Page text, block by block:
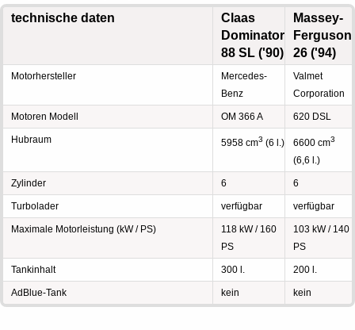
technische daten
Claas
Dominator
88 SL ('90)
Massey-
Ferguson
26 ('94)
Motorhersteller
Mercedes-
Benz
Valmet
Corporation
Motoren Modell OM 366 A 620 DSL
Hubraum 5958 cm3 (6 l.) 6600 cm3
(6,6 l.)
Zylinder 6 6
Turbolader verfügbar verfügbar
Maximale Motorleistung (kW / PS)
118 kW / 160
PS
103 kW / 140
PS
Tankinhalt 300 l. 200 l.
AdBlue-Tank kein kein